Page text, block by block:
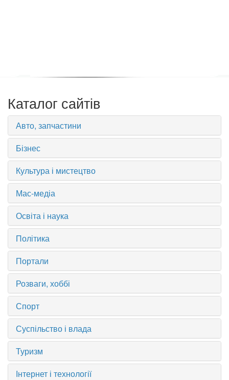
Каталог сайтів
Авто, запчастини
Бізнес
Культура і мистецтво
Мас-медіа
Освіта і наука
Політика
Портали
Розваги, хоббі
Спорт
Суспільство і влада
Туризм
Інтернет і технології